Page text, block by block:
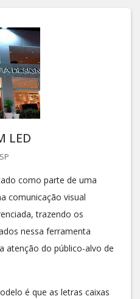
LED
como parte de uma
comunicação visual
trazendo os
nessa ferramenta
atenção do público-alvo de
é que as letras caixas